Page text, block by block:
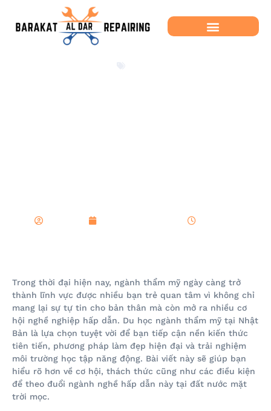
Trong thời đại hiện nay, ngành thẩm mỹ ngày càng trở
thành lĩnh vực được nhiều bạn trẻ quan tâm vì không chỉ
mang lại sự tự tin cho bản thân mà còn mở ra nhiều cơ
hội nghề nghiệp hấp dẫn. Du học ngành thẩm mỹ tại Nhật
Bản là lựa chọn tuyệt vời để bạn tiếp cận nền kiến thức
tiên tiến, phương pháp làm đẹp hiện đại và trải nghiệm
môi trường học tập năng động. Bài viết này sẽ giúp bạn
hiểu rõ hơn về cơ hội, thách thức cũng như các điều kiện
để theo đuổi ngành nghề hấp dẫn này tại đất nước mặt
trời mọc.